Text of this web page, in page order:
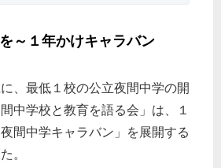
～１年かけキャラバン
、最低１校の公立夜間中学の開
中学校と教育を語る会」は、１
間中学キャラバン」を展開する
。